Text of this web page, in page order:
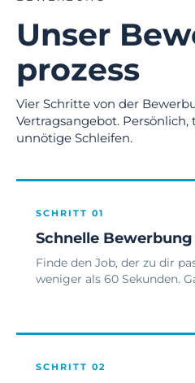
Unser
prozess
Vier Schritte von der
Vertragsangebot.
unnötige Schleifen.
SCHRITT 01
Schnelle Bewerbung
Finde den Job, der zu dir
weniger als 60 Sekunden.
SCHRITT 02